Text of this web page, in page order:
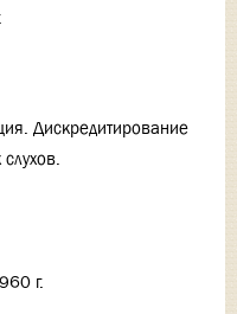
Дискредитирование
г.